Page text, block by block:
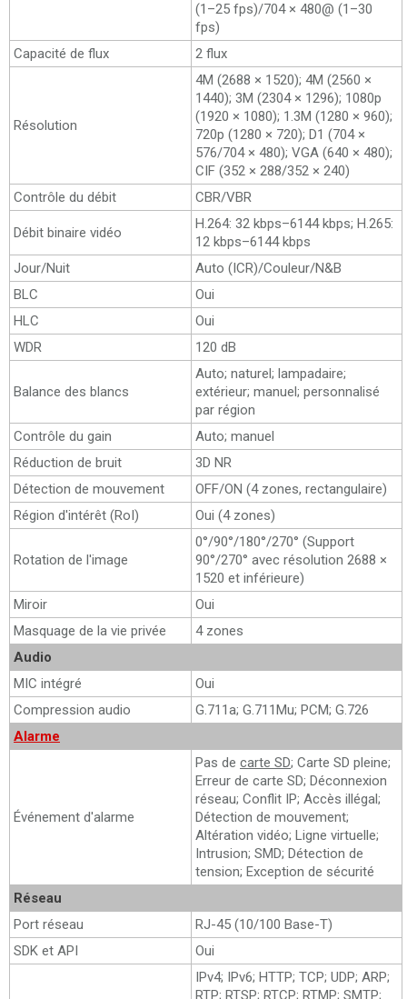
(1–25 fps)/704 × 480@ (1–30
fps)
Capacité de flux
2 flux
Résolution
4M (2688 × 1520); 4M (2560 ×
1440); 3M (2304 × 1296); 1080p
(1920 × 1080); 1.3M (1280 × 960);
720p (1280 × 720); D1 (704 ×
576/704 × 480); VGA (640 × 480);
CIF (352 × 288/352 × 240)
Contrôle du débit
CBR/VBR
Débit binaire vidéo
H.264: 32 kbps–6144 kbps; H.265:
12 kbps–6144 kbps
Jour/Nuit
Auto (ICR)/Couleur/N&B
BLC
Oui
HLC
Oui
WDR
120 dB
Balance des blancs
Auto; naturel; lampadaire;
extérieur; manuel; personnalisé
par région
Contrôle du gain
Auto; manuel
Réduction de bruit
3D NR
Détection de mouvement
OFF/ON (4 zones, rectangulaire)
Région d'intérêt (RoI)
Oui (4 zones)
Rotation de l'image
0°/90°/180°/270° (Support
90°/270° avec résolution 2688 ×
1520 et inférieure)
Miroir
Oui
Masquage de la vie privée
4 zones
Audio
MIC intégré
Oui
Compression audio
G.711a; G.711Mu; PCM; G.726
Alarme
Événement d'alarme
Pas de carte SD; Carte SD pleine;
Erreur de carte SD; Déconnexion
réseau; Conflit IP; Accès illégal;
Détection de mouvement;
Altération vidéo; Ligne virtuelle;
Intrusion; SMD; Détection de
tension; Exception de sécurité
Réseau
Port réseau
RJ-45 (10/100 Base-T)
SDK et API
Oui
IPv4; IPv6; HTTP; TCP; UDP; ARP;
RTP; RTSP; RTCP; RTMP; SMTP;